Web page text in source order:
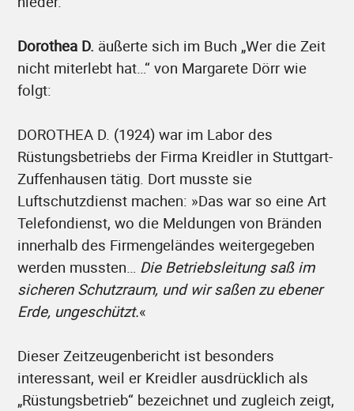
Dorothea D. äußerte sich im Buch „Wer die Zeit
nicht miterlebt hat…“ von Margarete Dörr wie
folgt:
DOROTHEA D. (1924) war im Labor des
Rüstungsbetriebs der Firma Kreidler in Stuttgart-
Zuffenhausen tätig. Dort musste sie
Luftschutzdienst machen: »Das war so eine Art
Telefondienst, wo die Meldungen von Bränden
innerhalb des Firmengeländes weitergegeben
werden mussten… Die Betriebsleitung saß im
sicheren Schutzraum, und wir saßen zu ebener
Erde, ungeschützt.«
Dieser Zeitzeugenbericht ist besonders
interessant, weil er Kreidler ausdrücklich als
„Rüstungsbetrieb“ bezeichnet und zugleich zeigt,